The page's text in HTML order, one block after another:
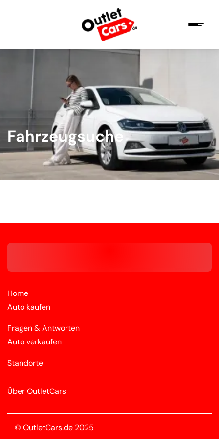
Fahrzeugsuche
Home
Auto kaufen
Fragen & Antworten
Auto verkaufen
Standorte
Über OutletCars
© OutletCars.de 2025